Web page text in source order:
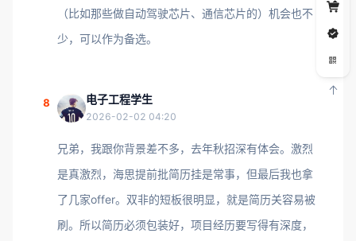
（比如那些做自动驾驶芯片、通信芯片的）机会也不
少，可以作为备选。
8 电子工程学生
2026-02-02 04:20
兄弟，我跟你背景差不多，去年秋招深有体会。激烈
是真激烈，海思提前批简历挂是常事，但最后我也拿
了几家offer。双非的短板很明显，就是简历关容易被
刷。所以简历必须包装好，项目经历要写得有深度，